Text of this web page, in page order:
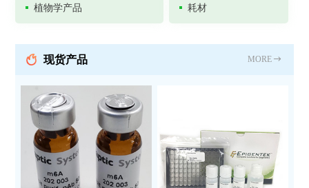
植物学产品 耗材
现货产品 MORE